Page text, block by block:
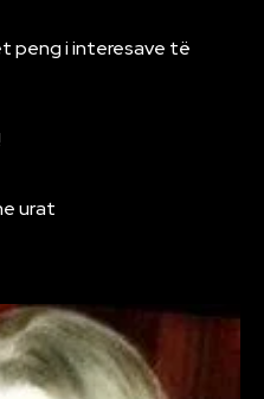
peng i interesave të
urat